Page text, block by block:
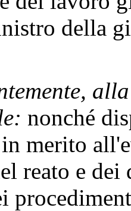
della
nonché
merito
reato e